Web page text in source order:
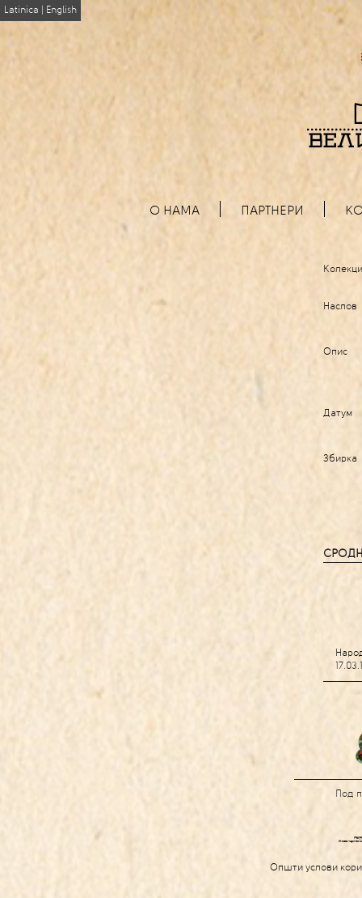
Latinica English
О НАМА ПАРТНЕРИ
Наслов
Опис
Датум
Збирка
Под
Општи услови